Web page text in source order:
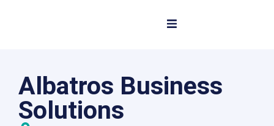
Albatros Business
Solutions